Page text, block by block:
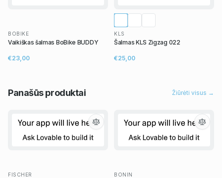
BOBIKE
Vaikiškas šalmas BoBike BUDDY
€23,00
KLS
Šalmas KLS Zigzag 022
€25,00
Panašūsproduktai Žiūrėti visus →
FISCHER BONIN